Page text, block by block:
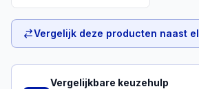
Vergelijk deze producten naast
Vergelijkbare keuzehulp